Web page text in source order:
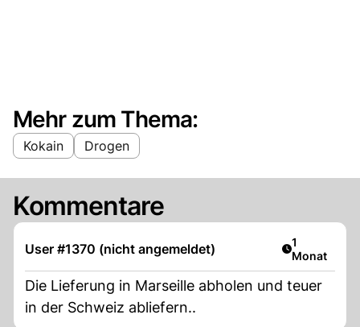
Mehr zum Thema:
Kokain Drogen
Kommentare
User #1370 (nicht angemeldet) Artikel
1
Monat
Die Lieferung in Marseille abholen und teuer
in der Schweiz abliefern..